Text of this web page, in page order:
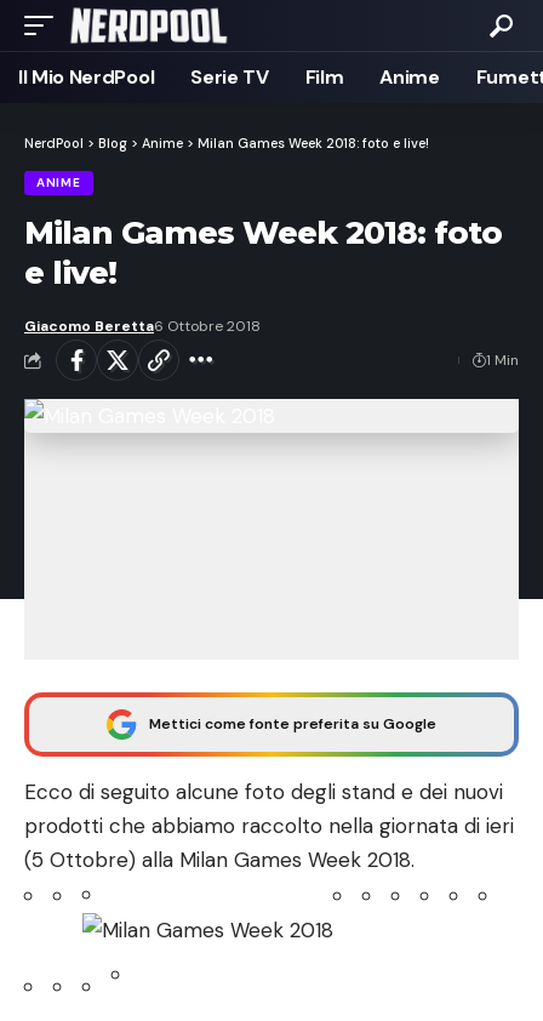
Il Mio NerdPool Serie TV Film Anime
NerdPool > Blog > Anime > Milan Games Week 2018: foto e live!
ANIME
Milan Games Week 2018: foto
e live!
Giacomo Beretta6 Ottobre 2018
1 Min
Mettici come fonte preferita su Google
Ecco di seguito alcune foto degli stand e dei nuovi
prodotti che abbiamo raccolto nella giornata di ieri
(5 Ottobre) alla Milan Games Week 2018.